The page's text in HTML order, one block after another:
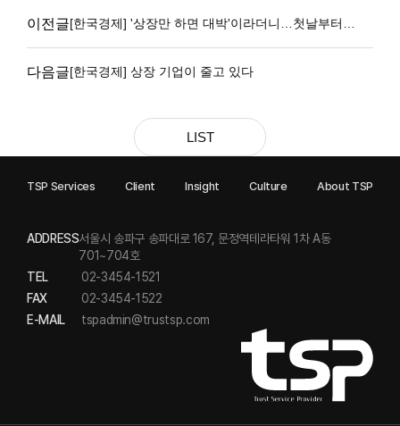
이전글[한국경제] '상장만 하면 대박'이라더니…첫날부터
다음글[한국경제] 상장 기업이 줄고 있다
LIST
TSP Services Client Insight Culture About TSP
ADDRESS서울시 송파구 송파대로 167, 문정역테라타워 1차 A동
701~704호
TEL
02-3454-1521
FAX
02-3454-1522
E-MAIL
tspadmin@trustsp.com